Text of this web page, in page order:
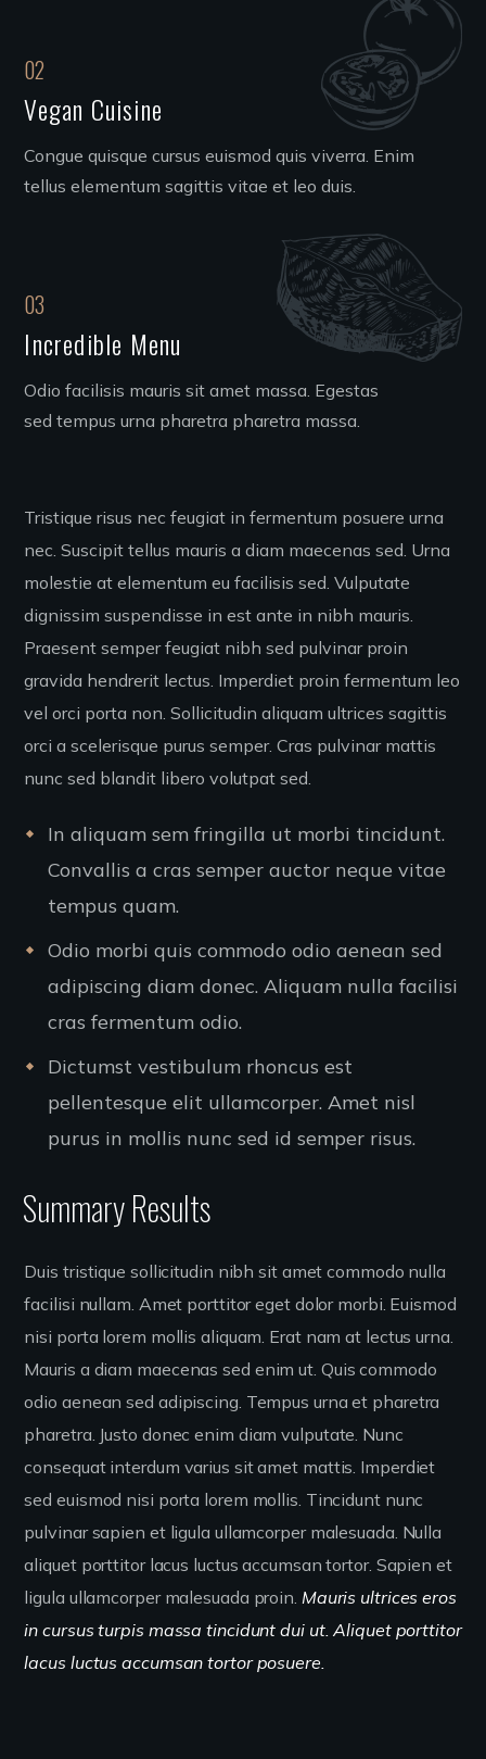
02
Vegan Cuisine
Congue quisque cursus euismod quis viverra. Enim
tellus elementum sagittis vitae et leo duis.
03
Incredible Menu
Odio facilisis mauris sit amet massa. Egestas
sed tempus urna pharetra pharetra massa.
Tristique risus nec feugiat in fermentum posuere urna
nec. Suscipit tellus mauris a diam maecenas sed. Urna
molestie at elementum eu facilisis sed. Vulputate
dignissim suspendisse in est ante in nibh mauris.
Praesent semper feugiat nibh sed pulvinar proin
gravida hendrerit lectus. Imperdiet proin fermentum leo
vel orci porta non. Sollicitudin aliquam ultrices sagittis
orci a scelerisque purus semper. Cras pulvinar mattis
nunc sed blandit libero volutpat sed.
In aliquam sem fringilla ut morbi tincidunt.
Convallis a cras semper auctor neque vitae
tempus quam.
Odio morbi quis commodo odio aenean sed
adipiscing diam donec. Aliquam nulla facilisi
cras fermentum odio.
Dictumst vestibulum rhoncus est
pellentesque elit ullamcorper. Amet nisl
purus in mollis nunc sed id semper risus.
Summary Results
Duis tristique sollicitudin nibh sit amet commodo nulla
facilisi nullam. Amet porttitor eget dolor morbi. Euismod
nisi porta lorem mollis aliquam. Erat nam at lectus urna.
Mauris a diam maecenas sed enim ut. Quis commodo
odio aenean sed adipiscing. Tempus urna et pharetra
pharetra. Justo donec enim diam vulputate. Nunc
consequat interdum varius sit amet mattis. Imperdiet
sed euismod nisi porta lorem mollis. Tincidunt nunc
pulvinar sapien et ligula ullamcorper malesuada. Nulla
aliquet porttitor lacus luctus accumsan tortor. Sapien et
ligula ullamcorper malesuada proin. Mauris ultrices eros
in cursus turpis massa tincidunt dui ut. Aliquet porttitor
lacus luctus accumsan tortor posuere.